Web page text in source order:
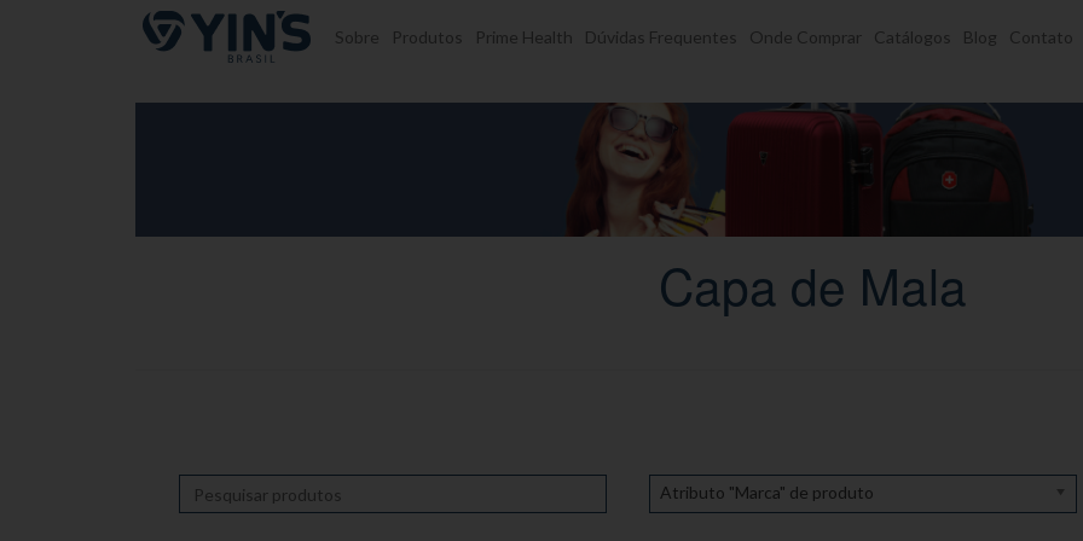
Pular para o conteúdo Sobre Produtos Prime Health Dúvidas Frequentes Onde Comprar Catálogos Blog Contato
Capa de Mala
Atributo "Marca" de produto